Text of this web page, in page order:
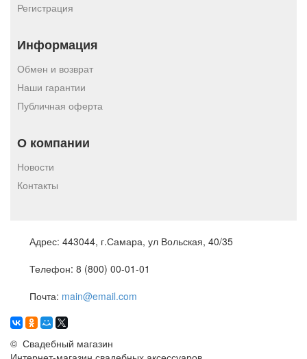
Регистрация
Информация
Обмен и возврат
Наши гарантии
Публичная оферта
О компании
Новости
Контакты
Адрес: 443044, г.Самара, ул Вольская, 40/35
Телефон: 8 (800) 00-01-01
Почта: main@email.com
© Свадебный магазин